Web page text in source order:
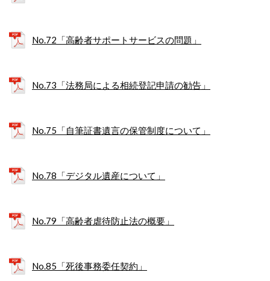
No.72「高齢者サポートサービスの問題」
No.73「法務局による相続登記申請の勧告」
No.75「自筆証書遺言の保管制度について」
No.78「デジタル遺産について」
No.79「高齢者虐待防止法の概要」
No.85「死後事務委任契約」